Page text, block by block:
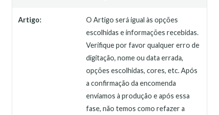
Artigo:
O Artigo será igual às opções
escolhidas e informações recebidas.
Verifique por favor qualquer erro de
digitação, nome ou data errada,
opções escolhidas, cores, etc. Após
a confirmação da encomenda
enviamos à produção e após essa
fase, não temos como refazer a